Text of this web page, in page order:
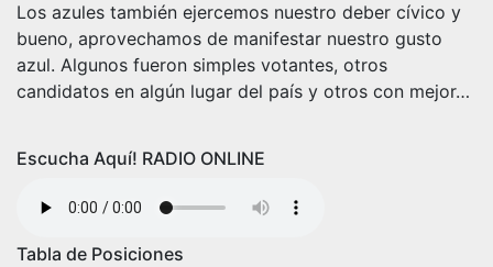
Los azules también ejercemos nuestro deber cívico y
bueno, aprovechamos de manifestar nuestro gusto
azul. Algunos fueron simples votantes, otros
candidatos en algún lugar del país y otros con mejor…
Escucha Aquí! RADIO ONLINE
Tabla de Posiciones